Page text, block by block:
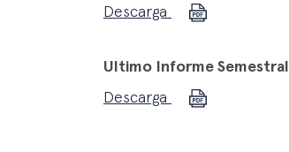
Descarga
Ultimo Informe Semestral
Descarga